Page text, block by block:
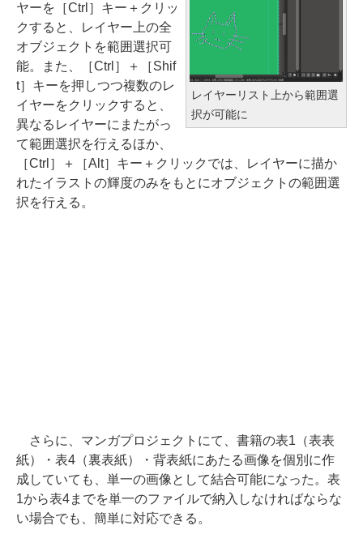
レイヤーリスト上から範囲選
択が可能に
ヤーを［Ctrl］キー＋クリッ
クすると、レイヤー上の全
オブジェクトを範囲選択可
能。また、［Ctrl］＋［Shif
t］キーを押しつつ複数のレ
イヤーをクリックすると、
異なるレイヤーにまたがっ
て範囲選択を行えるほか、
［Ctrl］＋［Alt］キー＋クリックでは、レイヤーに描か
れたイラストの輝度のみをもとにオブジェクトの範囲選
択を行える。
さらに、マンガプロジェクトにて、書籍の表1（表表
紙）・表4（裏表紙）・背表紙にあたる画像を個別に作
成していても、単一の画像として結合可能になった。表
1から表4までを単一のファイルで納入しなければならな
い場合でも、簡単に対応できる。